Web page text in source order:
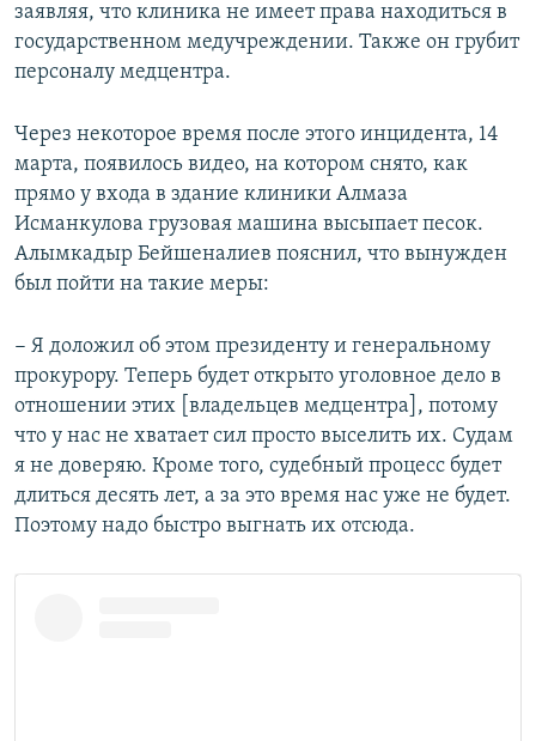
заявляя, что клиника не имеет права находиться в
государственном медучреждении. Также он грубит
персоналу медцентра.
Через некоторое время после этого инцидента, 14
марта, появилось видео, на котором снято, как
прямо у входа в здание клиники Алмаза
Исманкулова грузовая машина высыпает песок.
Алымкадыр Бейшеналиев пояснил, что вынужден
был пойти на такие меры:
− Я доложил об этом президенту и генеральному
прокурору. Теперь будет открыто уголовное дело в
отношении этих [владельцев медцентра], потому
что у нас не хватает сил просто выселить их. Судам
я не доверяю. Кроме того, судебный процесс будет
длиться десять лет, а за это время нас уже не будет.
Поэтому надо быстро выгнать их отсюда.